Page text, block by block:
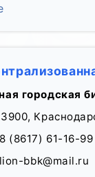
городская
8 (8617) 61-16-99
bbk@mail.ru